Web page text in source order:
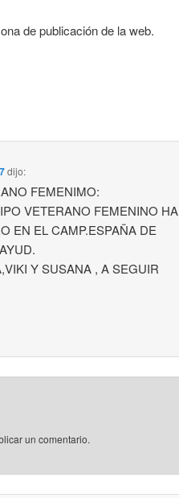
de publicación de la web.
dijo:
FEMENIMO:
VETERANO FEMENINO HA
EN EL CAMP.ESPAÑA DE
Y SUSANA , A SEGUIR
un comentario.